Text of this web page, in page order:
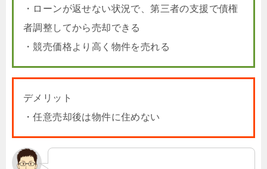
・ローンが返せない状況で、第三者の支援で債権
者調整してから売却できる
・競売価格より高く物件を売れる
デメリット
・任意売却後は物件に住めない